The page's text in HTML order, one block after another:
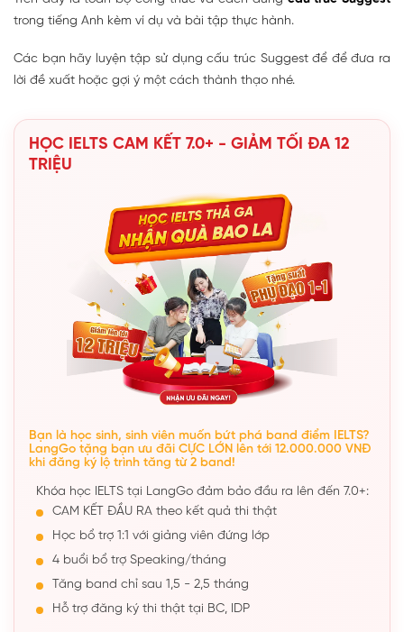
trong tiếng Anh kèm ví dụ và bài tập thực hành.
Các bạn hãy luyện tập sử dụng cấu trúc Suggest để để đưa ra
lời đề xuất hoặc gợi ý một cách thành thạo nhé.
HỌC IELTS CAM KẾT 7.0+ - GIẢM TỐI ĐA 12
TRIỆU
Bạn là học sinh, sinh viên muốn bứt phá band điểm IELTS?
LangGo tặng bạn ưu đãi CỰC LỚN lên tới 12.000.000 VNĐ
khi đăng ký lộ trình tăng từ 2 band!
Khóa học IELTS tại LangGo đảm bảo đầu ra lên đến 7.0+:
CAM KẾT ĐẦU RA theo kết quả thi thật
Học bổ trợ 1:1 với giảng viên đứng lớp
4 buổi bổ trợ Speaking/tháng
Tăng band chỉ sau 1,5 - 2,5 tháng
Hỗ trợ đăng ký thi thật tại BC, IDP